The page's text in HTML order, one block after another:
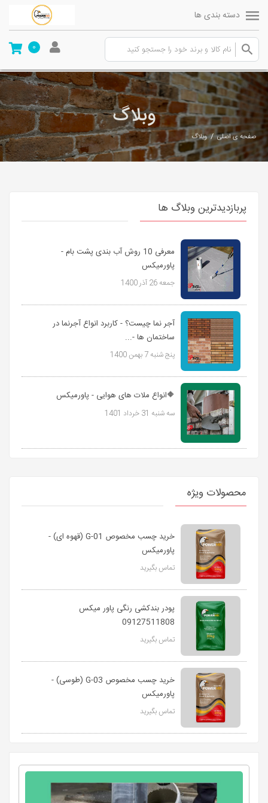
دسته بندی ها
0
وبلاگ
صفحه ی اصلی/وبلاگ
پربازدیدترین وبلاگ ها
معرفی 10 روش آب بندی پشت بام -
پاورمیکس
جمعه 26 آذر 1400
آجر نما چیست؟ - کاربرد انواع آجرنما در
ساختمان ها -...
پنج شنبه 7 بهمن 1400
🔶انواع ملات های هوایی - پاورمیکس
سه شنبه 31 خرداد 1401
محصولات ویژه
خرید چسب مخصوص G-01 (قهوه ای) -
پاورمیکس
تماس بگیرید
پودر بندکشی رنگی پاور میکس
09127511808
تماس بگیرید
خرید چسب مخصوص G-03 (طوسی) -
پاورمیکس
تماس بگیرید